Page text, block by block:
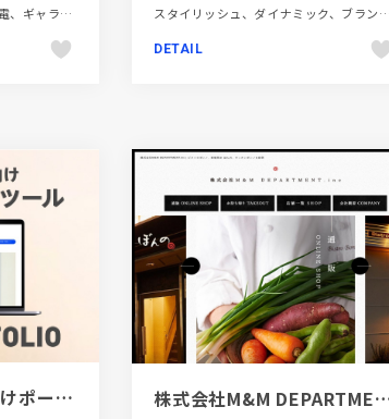
インテリア・家具・雑貨・家電、ギャラリー風、コーポレートサイト、スタイリッシュ、ホワイト系、大きめ写真 スタイリッシュ、ダイナミック、ブランド・サービスサイト、ポップ、飲料・食品
DETAIL
[PR]クリエイター向けポートフォリオツール｜BRIK PORTFOLIO 株式会社M&M DEPARTMENT.inc｜ビストロボンノ、